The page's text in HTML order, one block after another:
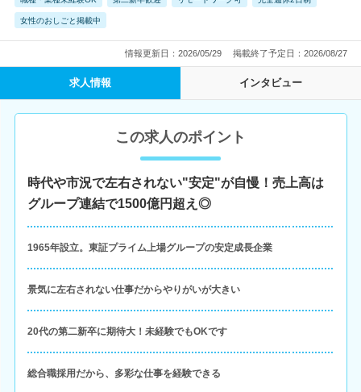
女性のおしごと掲載中
情報更新日：2026/05/29 掲載終了予定日：2026/08/27
求人情報 インタビュー
この求人のポイント
時代や市況で左右されない"安定"が自慢！売上高は
グループ連結で1500億円超え◎
1965年設立。東証プライム上場グループの安定成長企業
景気に左右されない仕事だからやりがいが大きい
20代の第二新卒に期待大！未経験でもOKです
総合職採用だから、多彩な仕事を経験できる